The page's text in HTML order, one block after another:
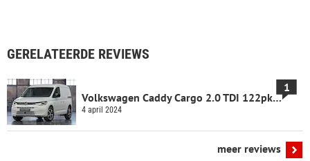
GERELATEERDE REVIEWS
Volkswagen Caddy Cargo 2.0 TDI 122pk (2022)
1
4 april 2024
meer reviews